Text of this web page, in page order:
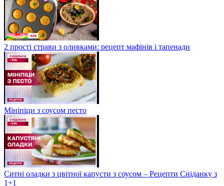
2 прості страви з оливками: рецепт мафінів і тапенади
Мініпіци з соусом песто
Ситні оладки з цвітної капусти з соусом – Рецепти Сніданку з
1+1